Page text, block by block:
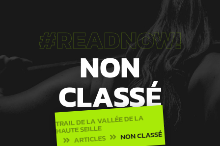
#READNOW!
NON
CLASSÉ
TRAIL DE LA VALLÉE DE LA
HAUTE SEILLE
 ARTICLES  NON CLASSÉ